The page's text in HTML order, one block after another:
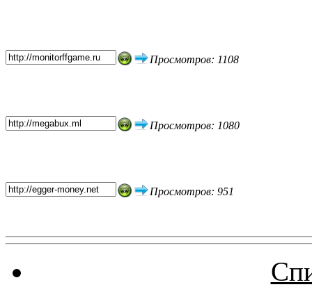
Просмотров: 1108
Просмотров: 1080
Просмотров: 951